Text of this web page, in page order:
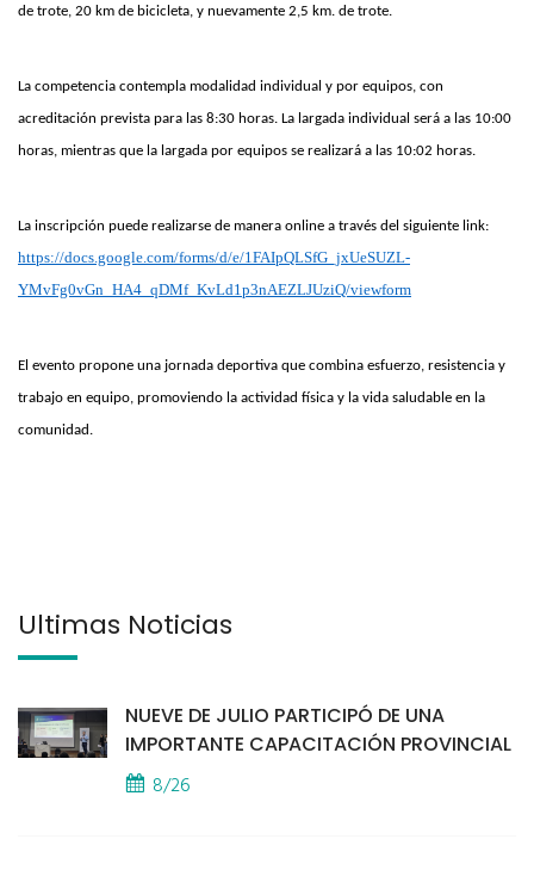
de trote, 20 km de bicicleta, y nuevamente 2,5 km. de trote.
La competencia contempla modalidad individual y por equipos, con
acreditación prevista para las 8:30 horas. La largada individual será a las 10:00
horas, mientras que la largada por equipos se realizará a las 10:02 horas.
La inscripción puede realizarse de manera online a través del siguiente link:
https://docs.google.com/forms/d/e/1FAIpQLSfG_jxUeSUZL-
YMvFg0vGn_HA4_qDMf_KvLd1p3nAEZLJUziQ/viewform
El evento propone una jornada deportiva que combina esfuerzo, resistencia y
trabajo en equipo, promoviendo la actividad física y la vida saludable en la
comunidad.
Últimas Noticias
NUEVE DE JULIO PARTICIPÓ DE UNA
IMPORTANTE CAPACITACIÓN PROVINCIAL
8/26